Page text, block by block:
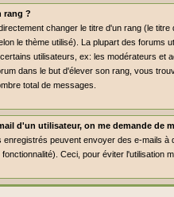
rang ?
changer le titre d'un rang (le
le thème utilisé). La plupart des forums
utilisateurs, ex: les modérateurs et
dans le but d'élever son rang, vous
total de messages.
d'un utilisateur, on me demande de
enregistrés peuvent envoyer des e-mails
Ceci, pour éviter l'utilisation